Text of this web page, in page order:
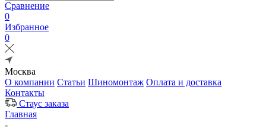
Сравнение
0
Избранное
0
Москва
О компании Статьи Шиномонтаж Оплата и доставка
Контакты
Стаус заказа
Главная
-